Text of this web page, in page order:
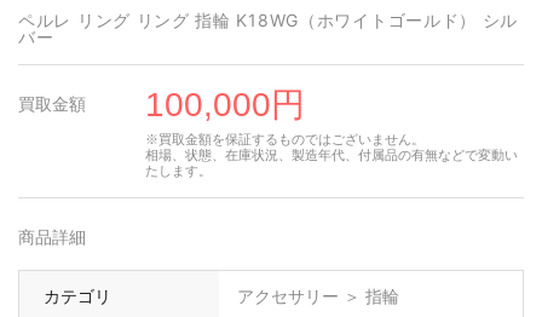
ペルレ リング リング 指輪 K18WG（ホワイトゴールド） シル
バー
買取金額 100,000円
※買取金額を保証するものではございません。
相場、状態、在庫状況、製造年代、付属品の有無などで変動い
たします。
商品詳細
カテゴリ アクセサリー ＞ 指輪